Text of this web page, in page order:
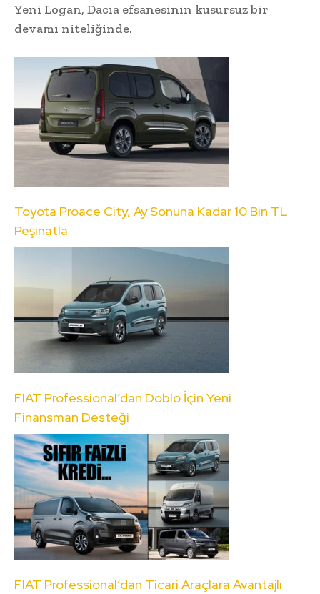
Yeni Logan, Dacia efsanesinin kusursuz bir
devamı niteliğinde.
Toyota Proace City, Ay Sonuna Kadar 10 Bin TL
Peşinatla
FIAT Professional’dan Doblo İçin Yeni
Finansman Desteği
FIAT Professional’dan Ticari Araçlara Avantajlı